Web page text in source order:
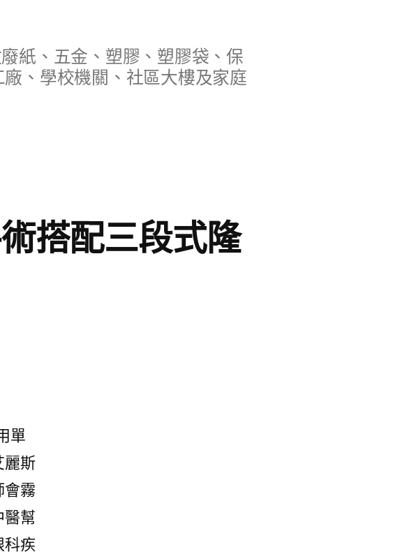
紙、五金、塑膠、塑膠袋、保
、學校機關、社區大樓及家庭
搭配三段式隆
單
麗斯
會霧
醫幫
科疾